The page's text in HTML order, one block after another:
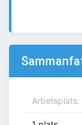
Arbetsplats: